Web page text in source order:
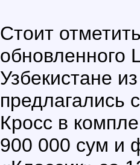
Стоит
обновленного
Узбекистане
предлагались
Кросс в
900 000 сум и